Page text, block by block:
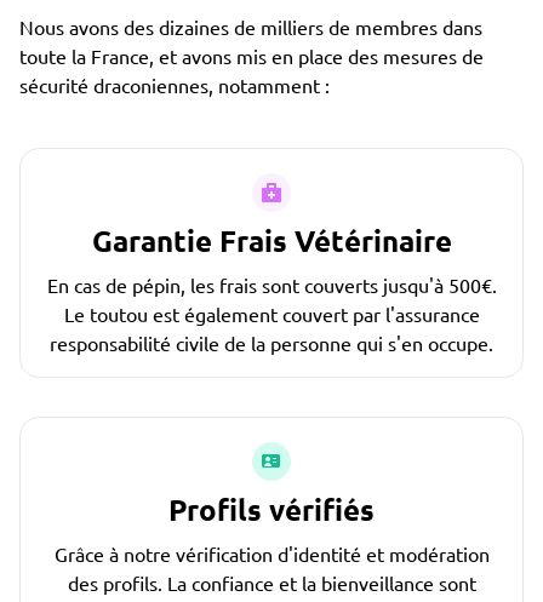
Nous avons des dizaines de milliers de membres dans
toute la France, et avons mis en place des mesures de
sécurité draconiennes, notamment :
Garantie Frais Vétérinaire
En cas de pépin, les frais sont couverts jusqu'à 500€.
Le toutou est également couvert par l'assurance
responsabilité civile de la personne qui s'en occupe.
Profils vérifiés
Grâce à notre vérification d'identité et modération
des profils. La confiance et la bienveillance sont